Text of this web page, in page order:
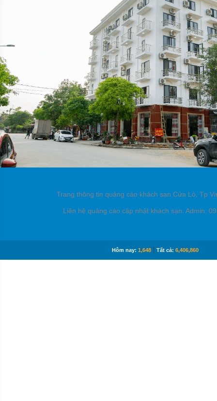
Trang thông tin quảng cáo khách sạn Cửa Lò, Tp
Liên hệ quảng cáo cập nhật khách sạn: Admin:
Hôm nay: 1,648| Tất cả: 6,406,860